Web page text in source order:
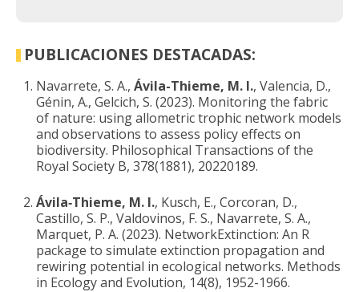
PUBLICACIONES DESTACADAS:
Navarrete, S. A., Ávila-Thieme, M. I., Valencia, D.,
Génin, A., Gelcich, S. (2023). Monitoring the fabric
of nature: using allometric trophic network models
and observations to assess policy effects on
biodiversity. Philosophical Transactions of the
Royal Society B, 378(1881), 20220189.
Ávila‐Thieme, M. I., Kusch, E., Corcoran, D.,
Castillo, S. P., Valdovinos, F. S., Navarrete, S. A.,
Marquet, P. A. (2023). NetworkExtinction: An R
package to simulate extinction propagation and
rewiring potential in ecological networks. Methods
in Ecology and Evolution, 14(8), 1952-1966.